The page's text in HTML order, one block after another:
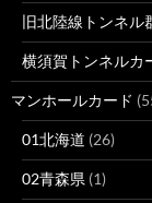
旧北陸線トンネル
横須賀トンネルカ
マンホールカード
01北海道 (26)
02青森県 (1)